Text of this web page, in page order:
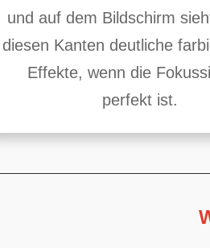
und auf dem Bildschirm
diesen Kanten deutliche
Effekte, wenn die
perfekt ist.